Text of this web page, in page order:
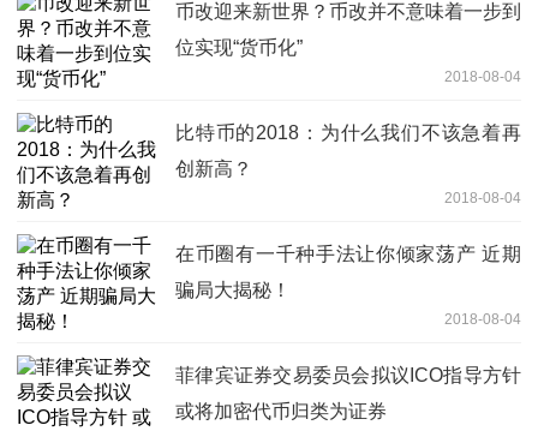
币改迎来新世界？币改并不意味着一步到
位实现“货币化”
2018-08-04
比特币的2018：为什么我们不该急着再
创新高？
2018-08-04
在币圈有一千种手法让你倾家荡产 近期
骗局大揭秘！
2018-08-04
菲律宾证券交易委员会拟议ICO指导方针
或将加密代币归类为证券